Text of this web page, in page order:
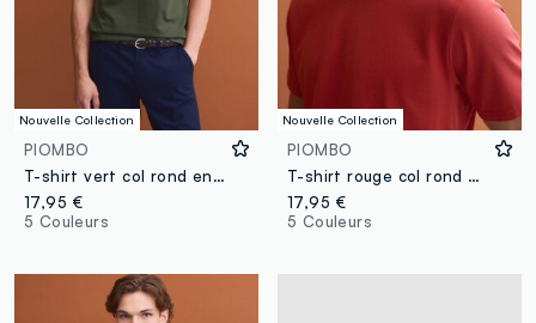
Nouvelle Collection
PIOMBO
T-shirt vert col rond en coton Supima, coupe regular
17,95 €
5 Couleurs
Nouvelle Collection
PIOMBO
T-shirt rouge col rond en coton Supima, coupe regular
17,95 €
5 Couleurs